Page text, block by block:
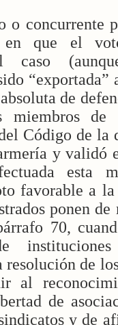
o concurrente
en que el
caso
de
de
Código de la
y validó
esta
favorable a
ponen
70,
de
al
de
y de